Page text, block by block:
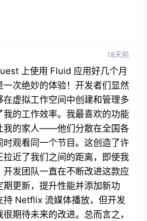
18天前
上使用 Fluid 应用好几个月
一次绝妙的体验！开发者们显然
虚拟工作空间中创建和管理多
的工作效率。我最喜欢的功能
我的家人——他们分散在全国各
观看同一个节目。这创造了许
拉近了我们之间的距离，即使我
发团队一直在不断改进这款应
更新，提升性能并添加新功
持 Netflix 流媒体播放，但开发
期待未来的改进。总而言之，